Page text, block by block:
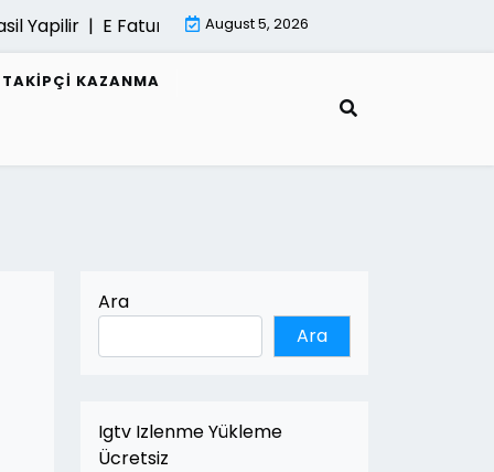
|E Fatura Belgeleri Nasil Saklanir |
August 5, 2026
TAKIPÇI KAZANMA
Ara
Ara
Igtv Izlenme Yükleme
Ücretsiz